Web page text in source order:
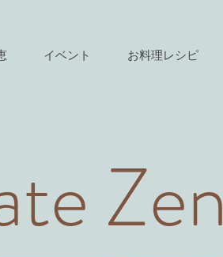
イベント お料理レシピ
Zen